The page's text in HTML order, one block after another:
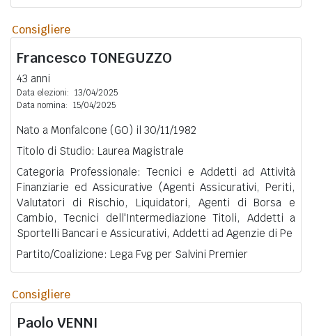
Consigliere
Francesco TONEGUZZO
43 anni
Data elezioni: 13/04/2025
Data nomina: 15/04/2025
Nato a Monfalcone (GO) il 30/11/1982
Titolo di Studio: Laurea Magistrale
Categoria Professionale: Tecnici e Addetti ad Attività
Finanziarie ed Assicurative (Agenti Assicurativi, Periti,
Valutatori di Rischio, Liquidatori, Agenti di Borsa e
Cambio, Tecnici dell'Intermediazione Titoli, Addetti a
Sportelli Bancari e Assicurativi, Addetti ad Agenzie di Pe
Partito/Coalizione: Lega Fvg per Salvini Premier
Consigliere
Paolo VENNI